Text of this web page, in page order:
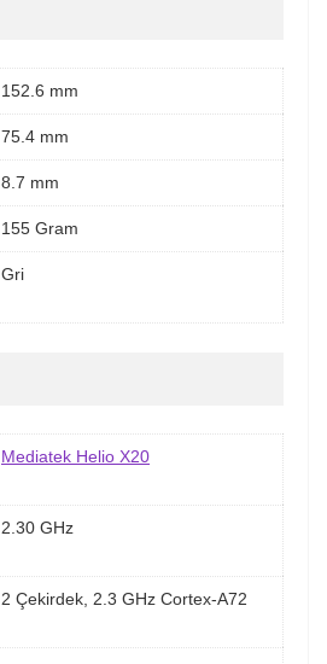
152.6 mm
75.4 mm
8.7 mm
155 Gram
Gri
Mediatek Helio X20
2.30 GHz
2 Çekirdek, 2.3 GHz Cortex-A72